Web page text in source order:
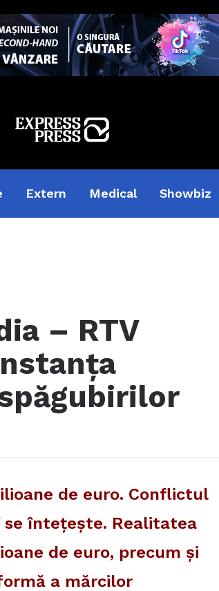
Extern Medical Showbiz
– RTV
de euro. Conflictul
se înteţeşte. Realitatea
de euro, precum şi
a mărcilor